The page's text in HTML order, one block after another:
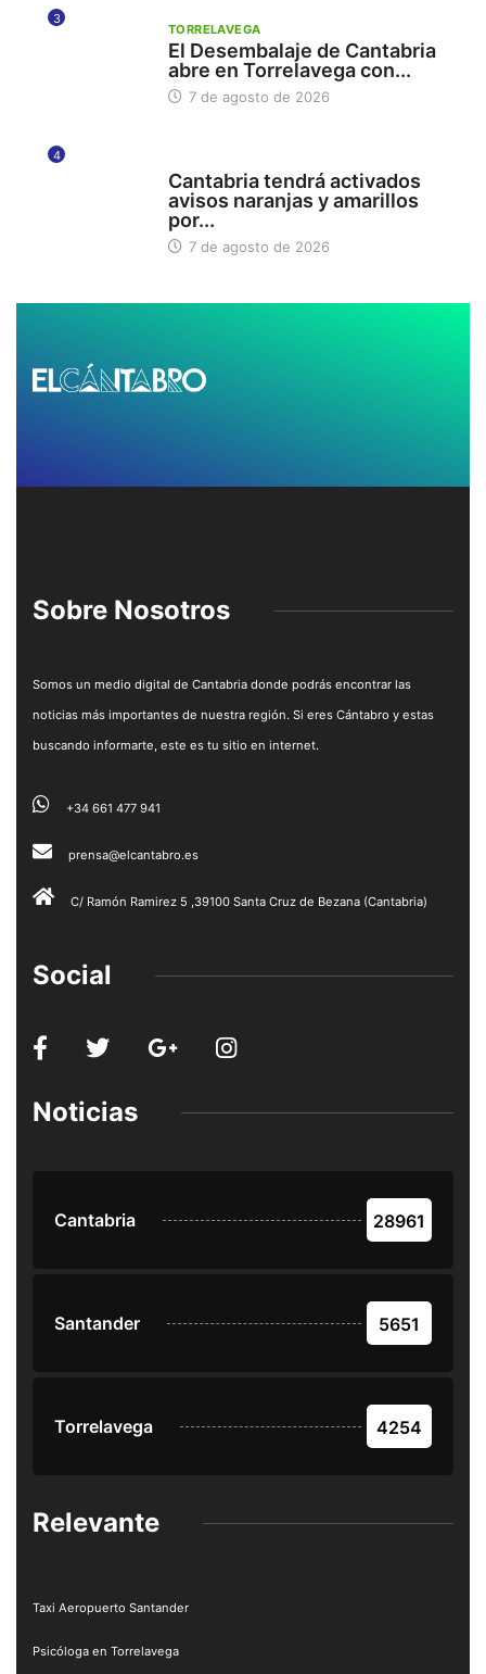
3
TORRELAVEGA
El Desembalaje de Cantabria
abre en Torrelavega con...
7 de agosto de 2026
4
Cantabria tendrá activados
avisos naranjas y amarillos
por...
7 de agosto de 2026
Sobre Nosotros
Somos un medio digital de Cantabria donde podrás encontrar las
noticias más importantes de nuestra región. Si eres Cántabro y estas
buscando informarte, este es tu sitio en internet.
+34 661 477 941
prensa@elcantabro.es
C/ Ramón Ramirez 5 ,39100 Santa Cruz de Bezana (Cantabria)
Social
Noticias
Cantabria 28961
Santander 5651
Torrelavega 4254
Relevante
Taxi Aeropuerto Santander
Psicóloga en Torrelavega